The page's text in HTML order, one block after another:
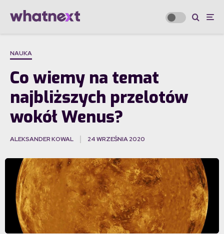
NAUKA
Co wiemy na temat
najbliższych przelotów
wokół Wenus?
ALEKSANDER KOWAL 24 WRZEŚNIA 2020